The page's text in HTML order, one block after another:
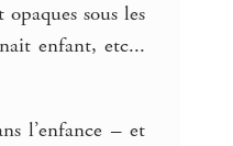
sous les
enfant, etc...
l’enfance – et